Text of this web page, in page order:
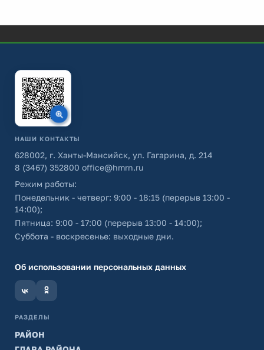
НАШИ КОНТАКТЫ
628002, г. Ханты-Мансийск, ул. Гагарина, д. 214
8 (3467) 352800 office@hmrn.ru
Режим работы:
Понедельник - четверг: 9:00 - 18:15 (перерыв 13:00 -
14:00);
Пятница: 9:00 - 17:00 (перерыв 13:00 - 14:00);
Суббота - воскресенье: выходные дни.
Об использовании персональных данных
РАЗДЕЛЫ
РАЙОН